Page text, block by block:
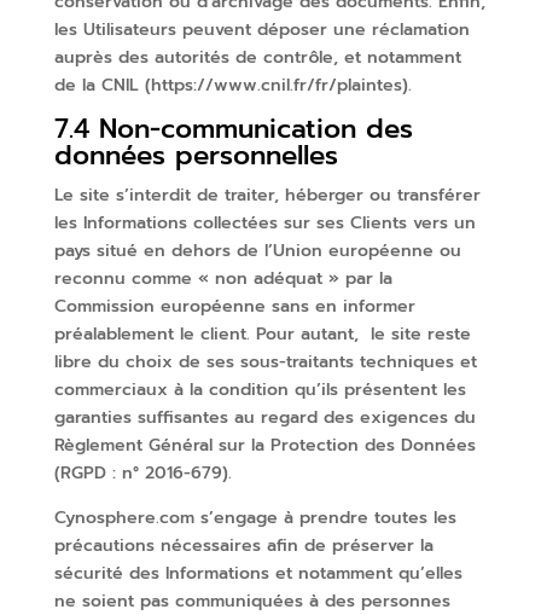
les Utilisateurs peuvent déposer une réclamation
auprès des autorités de contrôle, et notamment
de la CNIL (https://www.cnil.fr/fr/plaintes).
7.4 Non-communication des
données personnelles
Le site s’interdit de traiter, héberger ou transférer
les Informations collectées sur ses Clients vers un
pays situé en dehors de l’Union européenne ou
reconnu comme « non adéquat » par la
Commission européenne sans en informer
préalablement le client. Pour autant, le site reste
libre du choix de ses sous-traitants techniques et
commerciaux à la condition qu’ils présentent les
garanties suffisantes au regard des exigences du
Règlement Général sur la Protection des Données
(RGPD : n° 2016-679).
Cynosphere.com s’engage à prendre toutes les
précautions nécessaires afin de préserver la
sécurité des Informations et notamment qu’elles
ne soient pas communiquées à des personnes